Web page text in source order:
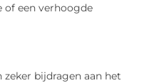
of een verhoogde
bijdragen aan het